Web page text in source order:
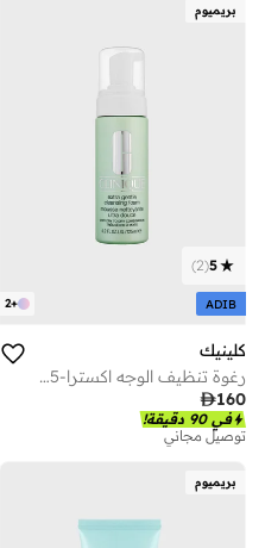
بريميوم
+
2
5
(
2
)
ADIB
كلينيك
رغوة تنظيف الوجه اكسترا-125مل
160
في 90 دقيقة!
توصيل مجاني
بريميوم